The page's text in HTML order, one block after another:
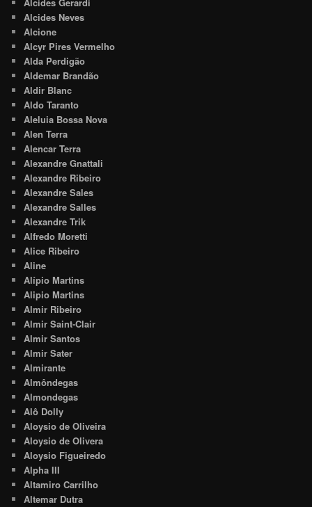
Alcides Neves
Alcione
Alcyr Pires Vermelho
Alda Perdigão
Aldemar Brandão
Aldir Blanc
Aldo Taranto
Aleluia Bossa Nova
Alen Terra
Alencar Terra
Alexandre Gnattali
Alexandre Ribeiro
Alexandre Sales
Alexandre Salles
Alexandre Trik
Alfredo Moretti
Alice Ribeiro
Aline
Alípio Martins
Alipio Martins
Almir Ribeiro
Almir Saint-Clair
Almir Santos
Almir Sater
Almirante
Almôndegas
Almondegas
Alô Dolly
Aloysio de Oliveira
Aloysio de Olivera
Aloysio Figueiredo
Alpha III
Altamiro Carrilho
Altemar Dutra